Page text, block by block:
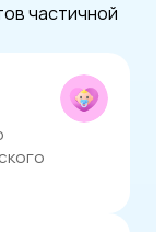
частичной